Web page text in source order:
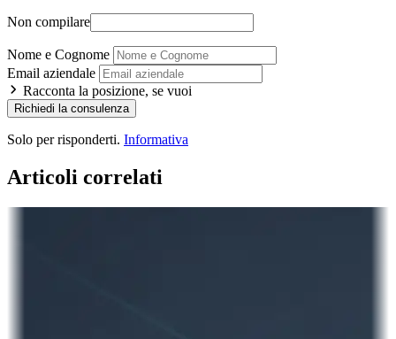
Non compilare
Nome e Cognome
Email aziendale
Racconta la posizione, se vuoi
Richiedi la consulenza
Solo per risponderti. Informativa
Articoli correlati